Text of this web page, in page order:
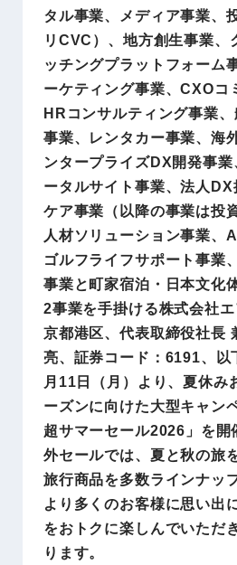
タル事業、メディア事業、
リCVC）、地方創生事業、
ッチングプラットフォーム
ーケティング事業、CXOコ
HRコンサルティング事業
事業、レンタカー事業、海
ンタープライズDX開発事
ータルサイト事業、法人
ケア事業（以降の事業は投
人材ソリューション事業、
ゴルフライフサポート事業
事業と町家宿泊・日本文化
2事業を手掛ける株式会社
京都港区、代表取締役社長
亮、証券コード：6191、以
月11日（月）より、夏休み
ーズンに向けた大型キャン
超サマーセール2026」を開
外セールでは、夏と秋の旅
旅行商品を多数ラインナッ
より多くのお客様に思い出
をおトクに楽しんでいただ
ります。